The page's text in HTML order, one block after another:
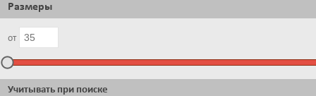
Размеры
от
Учитывать при поиске